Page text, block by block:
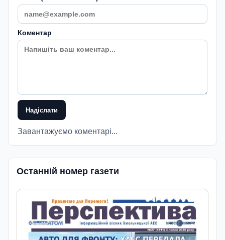
Коментар
Надіслати
Завантажуємо коментарі...
Останній номер газети